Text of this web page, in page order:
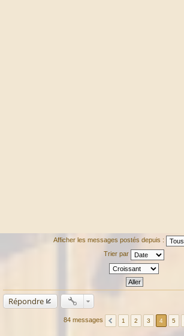
Afficher les messages postés depuis :
Trier par
Répondre
84 messages 1 2 3 4 5